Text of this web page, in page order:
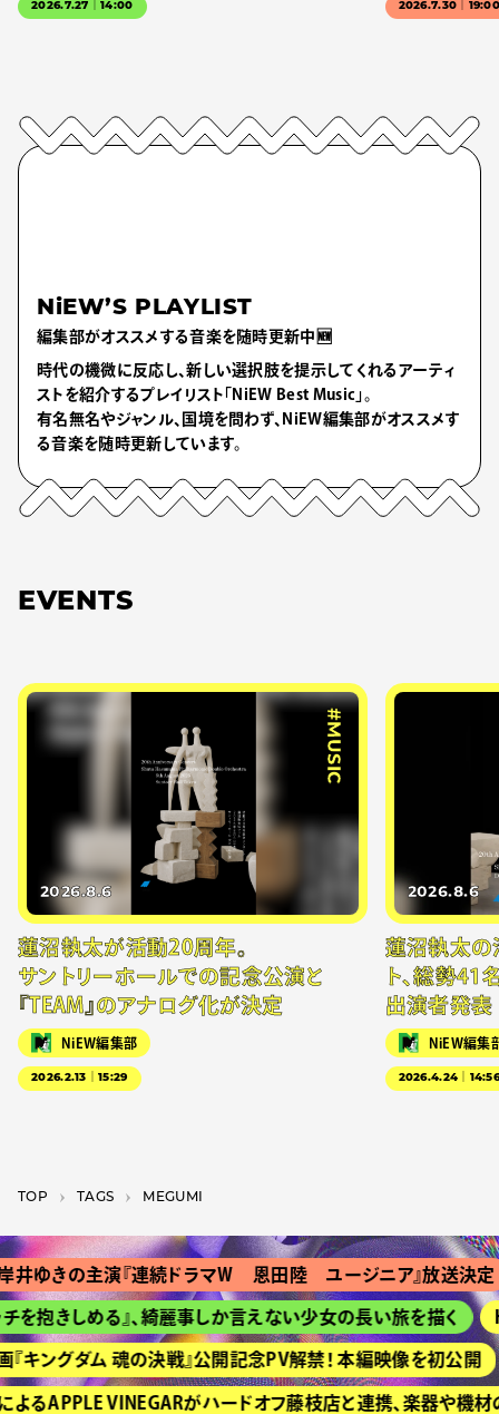
2026.7.27｜14:00 2026.7.30｜
NiEW’S PLAYLIST
編集部がオススメする音楽を随時更新中🆕
時代の機微に反応し、新しい選択肢を提示してくれるアーティ
ストを紹介するプレイリスト「NiEW Best Music」。
有名無名やジャンル、国境を問わず、NiEW編集部がオススメす
る音楽を随時更新しています。
EVENTS
#MUSIC
2026.8.6
蓮沼執太が活動20周年。
サントリーホールでの記念公演と
『TEAM』のアナログ化が決定
NiEW編集部
2026.2.13｜15:29
2026.8.6
蓮沼執太の
ト、総勢41
出演者発表
NiEW編集
2026.4.24｜
TOP T­A­G­S MEGUMI
ゆきの主演『連続ドラマＷ 恩田陸 ユージニア』放送決定
抱きしめる』、綺麗事しか言えない少女の長い旅を描く
ングダム 魂の決戦』公開記念PV解禁！ 本編映像を初公開
るAPPLE VINEGARがハードオフ藤枝店と連携、楽器や機材